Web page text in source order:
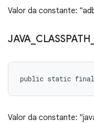
Valor da constante:
JAVA CLASSPATH
public static final
Valor da constante: